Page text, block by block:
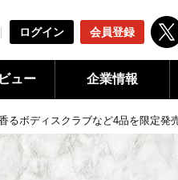
ログイン 会員登録
ュー 企業情報
るボディスクラブなど4品を限定発